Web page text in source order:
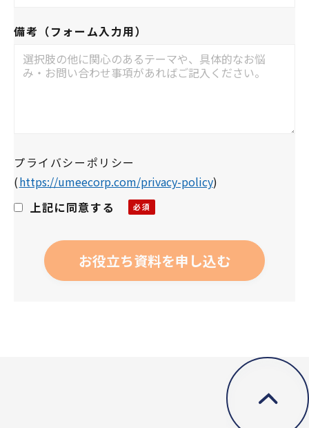
備考（フォーム入力用）
プライバシーポリシー
(https://umeecorp.com/privacy-policy)
上記に同意する